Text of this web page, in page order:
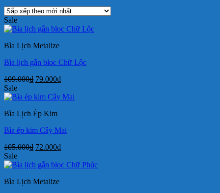
xếp
mới
Sale
Bìa Lịch Metalize
Bìa lịch gắn bloc Chữ Lộc
109.000₫ Giá
là:
79.000₫Giá
tại
Sale
Bìa Lịch Ép Kim
Bìa ép kim Cây Mai
105.000₫ Giá
là:
72.000₫Giá
tại
Sale
Bìa Lịch Metalize